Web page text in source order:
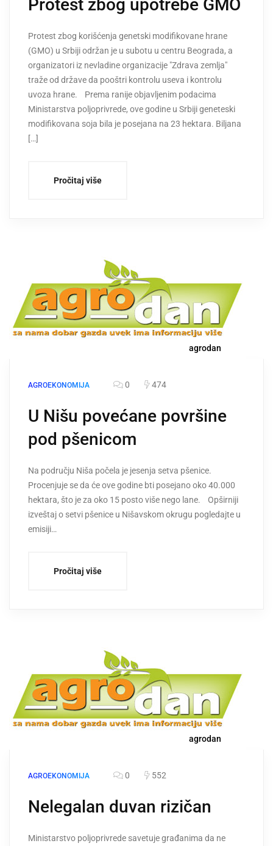
Protest zbog upotrebe GMO
Protest zbog korišćenja genetski modifikovane hrane
(GMO) u Srbiji održan je u subotu u centru Beograda, a
organizatori iz nevladine organizacije "Zdrava zemlja"
traže od države da pooštri kontrolu useva i kontrolu
uvoza hrane. Prema ranije objavljenim podacima
Ministarstva poljoprivrede, ove godine u Srbiji geneteski
modifikovana soja bila je posejana na 23 hektara. Biljana
[…]
Pročitaj više
agrodan
AGROEKONOMIJA 0 474
U Nišu povećane površine
pod pšenicom
Na području Niša počela je jesenja setva pšenice.
Procenjuje se da će ove godine bti posejano oko 40.000
hektara, što je za oko 15 posto više nego lane. Opširniji
izveštaj o setvi pšenice u Nišavskom okrugu pogledajte u
emisiji…
Pročitaj više
agrodan
AGROEKONOMIJA 0 552
Nelegalan duvan rizičan
Ministarstvo poljoprivrede savetuje građanima da ne